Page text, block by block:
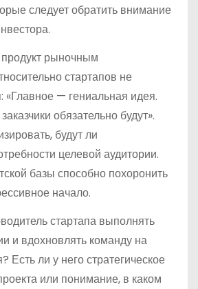
следует обратить внимание
продукт рыночным
стартапов не
«Главное — гениальная идея.
обязательно будут».
будут ли
целевой аудитории.
базы способно похоронить
начало.
стартапа выполнять
и вдохновлять команду на
ли у него стратегическое
или понимание, в каком